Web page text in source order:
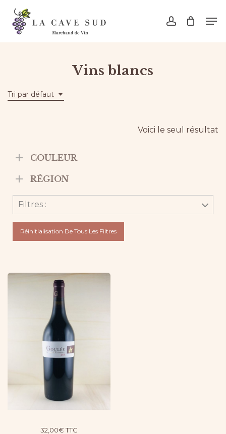
Skip
main
account
Vins blancs
Tri par défaut
Voici le seul résultat
COULEUR
RÉGION
Filtres :
Réinitialisation De Tous Les Filtres
32,00€ TTC